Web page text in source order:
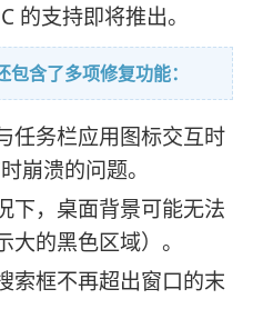
的支持即将推出。
含了多项修复功能：
任务栏应用图标交互时
崩溃的问题。
下，桌面背景可能无法
的黑色区域）。
索框不再超出窗口的末